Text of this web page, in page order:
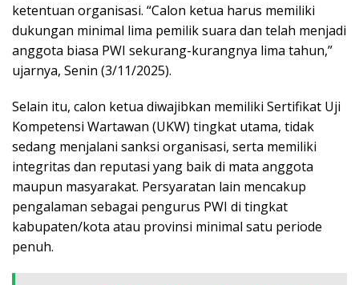
ketentuan organisasi. “Calon ketua harus memiliki
dukungan minimal lima pemilik suara dan telah menjadi
anggota biasa PWI sekurang-kurangnya lima tahun,”
ujarnya, Senin (3/11/2025).
Selain itu, calon ketua diwajibkan memiliki Sertifikat Uji
Kompetensi Wartawan (UKW) tingkat utama, tidak
sedang menjalani sanksi organisasi, serta memiliki
integritas dan reputasi yang baik di mata anggota
maupun masyarakat. Persyaratan lain mencakup
pengalaman sebagai pengurus PWI di tingkat
kabupaten/kota atau provinsi minimal satu periode
penuh.